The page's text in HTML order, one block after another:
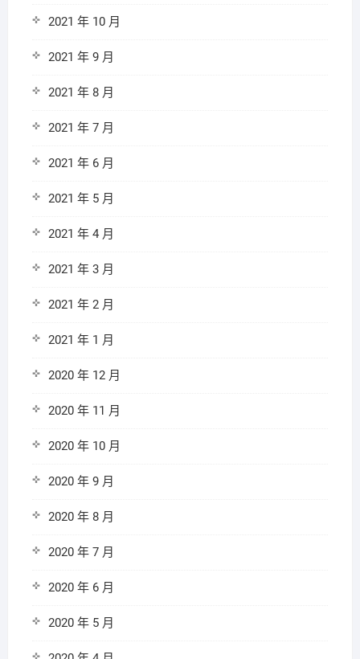
2021 年 10 月
2021 年 9 月
2021 年 8 月
2021 年 7 月
2021 年 6 月
2021 年 5 月
2021 年 4 月
2021 年 3 月
2021 年 2 月
2021 年 1 月
2020 年 12 月
2020 年 11 月
2020 年 10 月
2020 年 9 月
2020 年 8 月
2020 年 7 月
2020 年 6 月
2020 年 5 月